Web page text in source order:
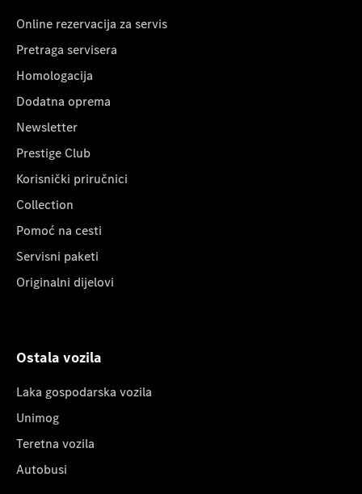
Online rezervacija za servis
Pretraga servisera
Homologacija
Dodatna oprema
Newsletter
Prestige Club
Korisnički priručnici
Collection
Pomoć na cesti
Servisni paketi
Originalni dijelovi
Ostala vozila
Laka gospodarska vozila
Unimog
Teretna vozila
Autobusi